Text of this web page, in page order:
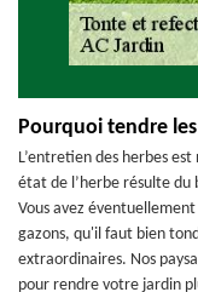
Pourquoi tendre
L’entretien des herbes
état de l’herbe résulte
Vous avez
gazons, qu'il faut bien
extraordinaires. Nos
pour rendre votre jardin